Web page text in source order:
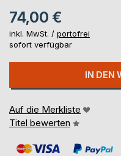
74,00 €
inkl. MwSt. / portofrei
sofort verfügbar
IN DEN
Auf die Merkliste
Titel bewerten